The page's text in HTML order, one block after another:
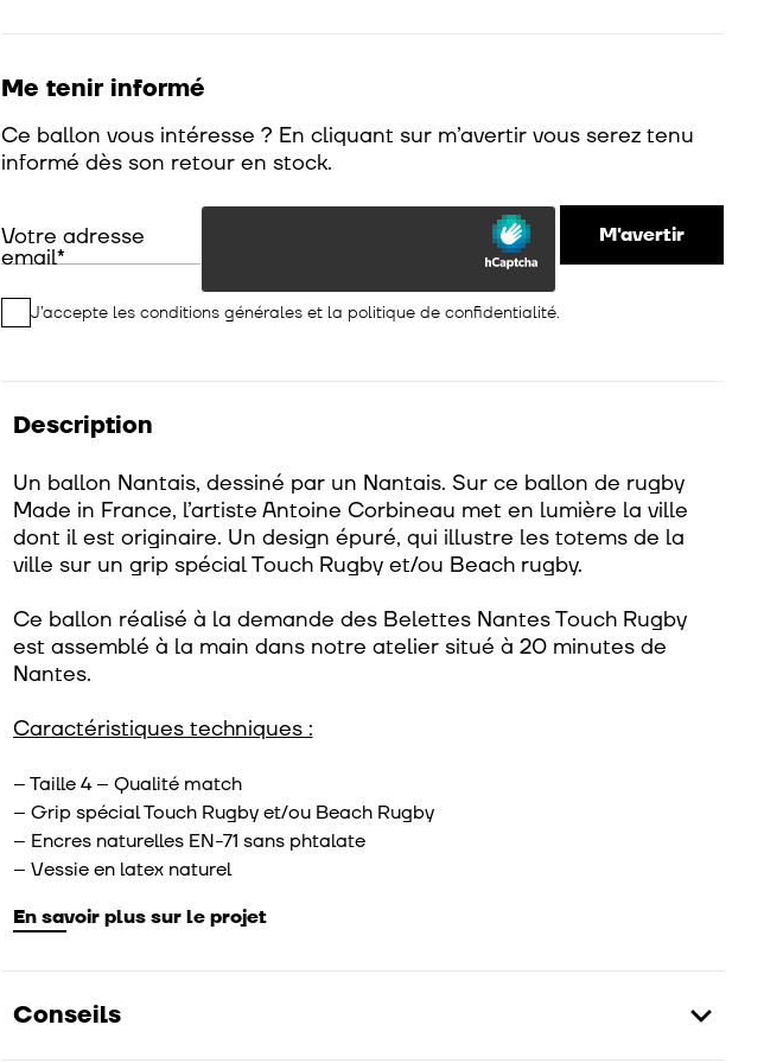
Me tenir informé
Ce ballon vous intéresse ? En cliquant sur m’avertir vous serez tenu
informé dès son retour en stock.
Votre adresse
email
M'avertir
J’accepte les conditions généraleset la politique de confidentialité.
Description
Un ballon Nantais, dessiné par un Nantais. Sur ce ballon de rugby
Made in France, l’artiste Antoine Corbineau met en lumière la ville
dont il est originaire. Un design épuré, qui illustre les totems de la
ville sur un grip spécial Touch Rugby et/ou Beach rugby.
Ce ballon réalisé à la demande des Belettes Nantes Touch Rugby
est assemblé à la main dans notre atelier situé à 20 minutes de
Nantes.
Caractéristiques techniques :
– Taille 4 – Qualité match
– Grip spécial Touch Rugby et/ou Beach Rugby
– Encres naturelles EN-71 sans phtalate
– Vessie en latex naturel
En savoir plus sur le projet
Conseils